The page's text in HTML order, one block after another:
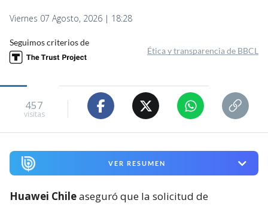
Viernes 07 Agosto, 2026 | 18:28
Seguimos criterios de
Ética y transparencia de BBCL
457
visitas
VER RESUMEN
Huawei Chileaseguró que la solicitud de